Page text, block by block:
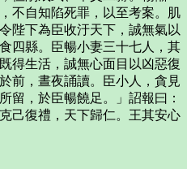
不自知陷死罪，以至考案。肌
陛下為臣收汙天下，誠無氣以
四縣。臣暢小妻三十七人，其
得生活，誠無心面目以凶惡復
前，晝夜誦讀。臣小人，貪見
留，於臣暢饒足。」詔報曰：
己復禮，天下歸仁。王其安心